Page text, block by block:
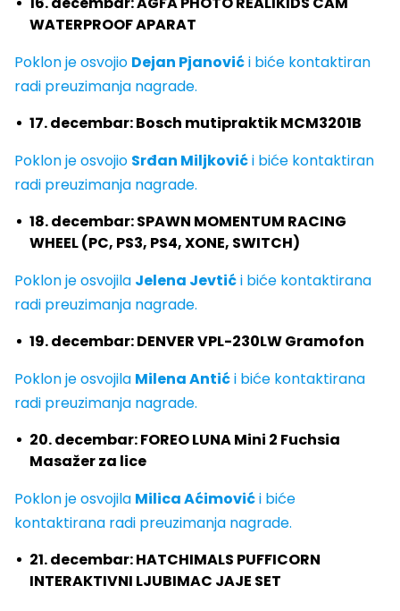
WATERPROOF APARAT
Poklon je osvojio Dejan Pjanovići biće kontaktiran
radi preuzimanja nagrade.
17. decembar: Bosch mutipraktik MCM3201B
Poklon je osvojio Srđan Miljkovići biće kontaktiran
radi preuzimanja nagrade.
18. decembar: SPAWN MOMENTUM RACING
WHEEL (PC, PS3, PS4, XONE, SWITCH)
Poklon je osvojila Jelena Jevtići biće kontaktirana
radi preuzimanja nagrade.
19. decembar: DENVER VPL-230LW Gramofon
Poklon je osvojila Milena Antići biće kontaktirana
radi preuzimanja nagrade.
20. decembar: FOREO LUNA Mini 2 Fuchsia
Masažer za lice
Poklon je osvojila Milica Aćimovići biće
kontaktirana radi preuzimanja nagrade.
21. decembar: HATCHIMALS PUFFICORN
INTERAKTIVNI LJUBIMAC JAJE SET